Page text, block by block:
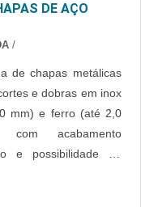
DE AÇO
/
de chapas metálicas
e dobras em inox
mm) e ferro (até 2,0
com acabamento
e possibilidade de
do cliente.
ágeis e matéria-